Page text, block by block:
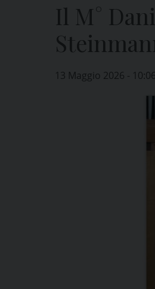
Il M°
13 Maggio 2026 - 10:06